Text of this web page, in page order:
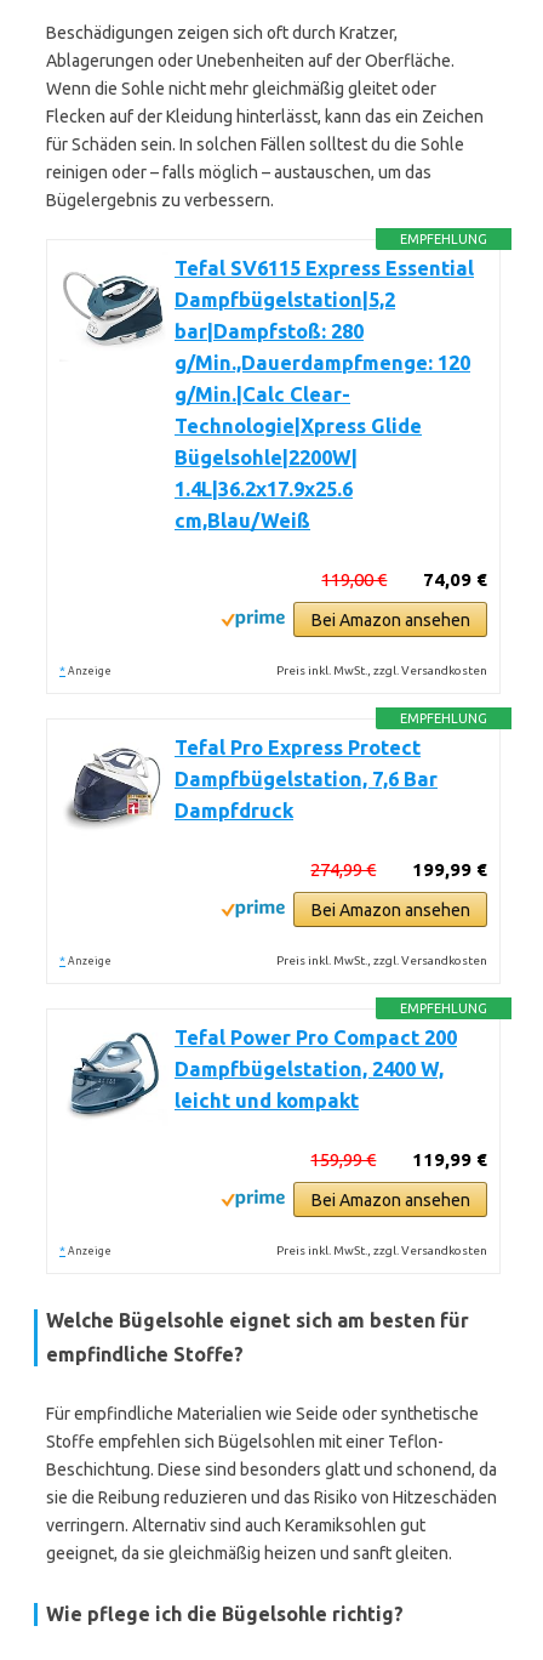
Beschädigungen zeigen sich oft durch Kratzer,
Ablagerungen oder Unebenheiten auf der Oberfläche.
Wenn die Sohle nicht mehr gleichmäßig gleitet oder
Flecken auf der Kleidung hinterlässt, kann das ein Zeichen
für Schäden sein. In solchen Fällen solltest du die Sohle
reinigen oder – falls möglich – austauschen, um das
Bügelergebnis zu verbessern.
EMPFEHLUNG
Tefal SV6115 Express Essential
Dampfbügelstation|5,2
bar|Dampfstoß: 280
g/Min.,Dauerdampfmenge: 120
g/Min.|Calc Clear-
Technologie|Xpress Glide
Bügelsohle|2200W|
1.4L|36.2x17.9x25.6
cm,Blau/Weiß
74,09 €
119,00 €
Bei Amazon ansehen
* Anzeige Preis inkl. MwSt., zzgl. Versandkosten
EMPFEHLUNG
Tefal Pro Express Protect
Dampfbügelstation, 7,6 Bar
Dampfdruck
199,99 €
274,99 €
Bei Amazon ansehen
* Anzeige Preis inkl. MwSt., zzgl. Versandkosten
EMPFEHLUNG
Tefal Power Pro Compact 200
Dampfbügelstation, 2400 W,
leicht und kompakt
119,99 €
159,99 €
Bei Amazon ansehen
* Anzeige Preis inkl. MwSt., zzgl. Versandkosten
Welche Bügelsohle eignet sich am besten für
empfindliche Stoffe?
Für empfindliche Materialien wie Seide oder synthetische
Stoffe empfehlen sich Bügelsohlen mit einer Teflon-
Beschichtung. Diese sind besonders glatt und schonend, da
sie die Reibung reduzieren und das Risiko von Hitzeschäden
verringern. Alternativ sind auch Keramiksohlen gut
geeignet, da sie gleichmäßig heizen und sanft gleiten.
Wie pflege ich die Bügelsohle richtig?